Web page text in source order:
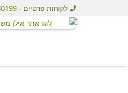
לקוחות פרטיים - 054-8680199